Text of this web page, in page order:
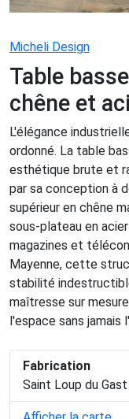
Micheli Design
Table
chêne et
L'élégance
ordonné. La table
esthétique brute et
par sa conception à
supérieur en chêne
sous-plateau en
magazines et
Mayenne, cette
stabilité
maîtresse sur
l'espace sans jamais
Fabrication
Saint Loup du